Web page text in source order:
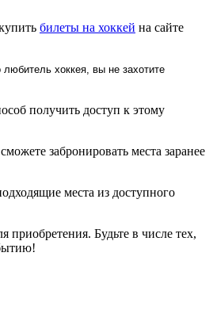
билеты на хоккей на сайте
хоккея, вы не захотите
получить доступ к этому
забронировать места заранее
места из доступного
Будьте в числе тех,